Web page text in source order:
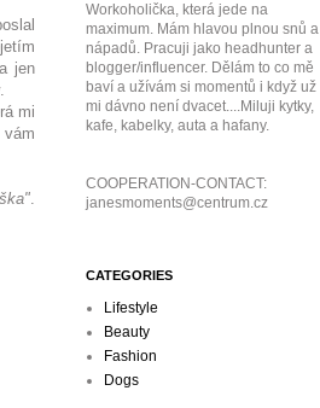
jen
mi
.
Workoholička, která jede na
maximum. Mám hlavou plnou snů a
nápadů. Pracuji jako headhunter a
blogger/influencer. Dělám to co mě
baví a užívám si momentů i když už
mi dávno není dvacet....Miluji kytky,
kafe, kabelky, auta a hafany.
COOPERATION-CONTACT:
janesmoments@centrum.cz
CATEGORIES
Lifestyle
Beauty
Fashion
Dogs